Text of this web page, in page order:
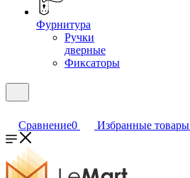
Фурнитура
Ручки
дверные
Фиксаторы
Сравнение0 Избранные товары